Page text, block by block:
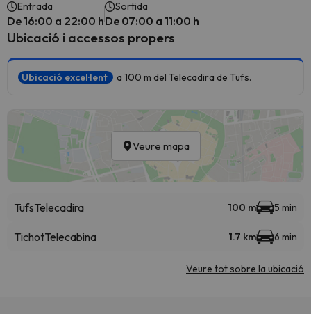
Entrada
De 16:00 a 22:00 h
Sortida
De 07:00 a 11:00 h
Ubicació i accessos propers
Ubicació excel·lent a 100 m del Telecadira de Tufs.
Veure mapa
TufsTelecadira 100 m 5 min
TichotTelecabina 1.7 km 6 min
Veure tot sobre la ubicació